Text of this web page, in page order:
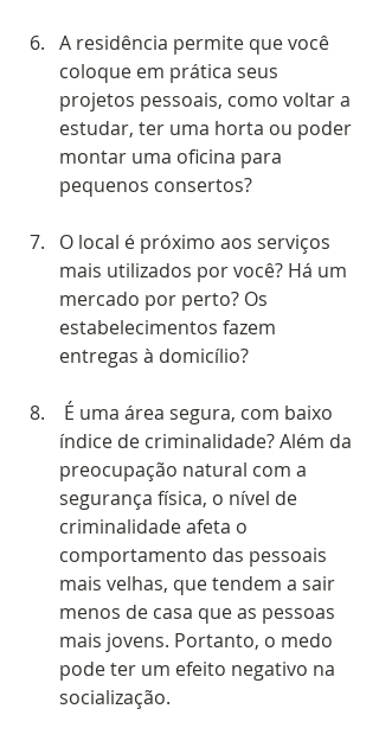
A residência permite que você
coloque em prática seus
projetos pessoais, como voltar a
estudar, ter uma horta ou poder
montar uma oficina para
pequenos consertos?
O local é próximo aos serviços
mais utilizados por você? Há um
mercado por perto? Os
estabelecimentos fazem
entregas à domicílio?
índice de criminalidade? Além da
preocupação natural com a
segurança física, o nível de
criminalidade afeta o
comportamento das pessoais
mais velhas, que tendem a sair
menos de casa que as pessoas
mais jovens. Portanto, o medo
pode ter um efeito negativo na
socialização.